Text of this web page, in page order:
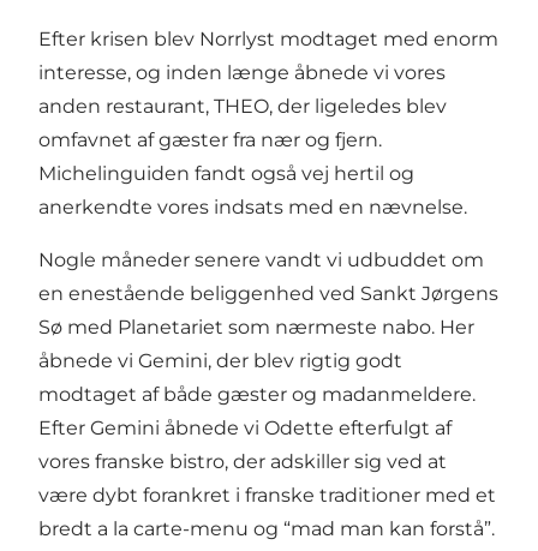
Efter krisen blev Norrlyst modtaget med enorm
interesse, og inden længe åbnede vi vores
anden restaurant, THEO, der ligeledes blev
omfavnet af gæster fra nær og fjern.
Michelinguiden fandt også vej hertil og
anerkendte vores indsats med en nævnelse.
Nogle måneder senere vandt vi udbuddet om
en enestående beliggenhed ved Sankt Jørgens
Sø med Planetariet som nærmeste nabo. Her
åbnede vi Gemini, der blev rigtig godt
modtaget af både gæster og madanmeldere.
Efter Gemini åbnede vi Odette efterfulgt af
vores franske bistro, der adskiller sig ved at
være dybt forankret i franske traditioner med et
bredt a la carte-menu og “mad man kan forstå”.